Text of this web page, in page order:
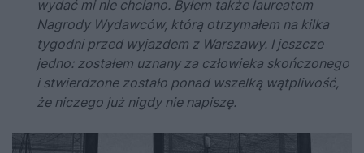
wydać mi nie chciano. Byłem także laureatem
Nagrody Wydawców, którą otrzymałem na kilka
tygodni przed wyjazdem z Warszawy. I jeszcze
jedno: zostałem uznany za człowieka skończonego
i stwierdzone zostało ponad wszelką wątpliwość,
że niczego już nigdy nie napiszę.